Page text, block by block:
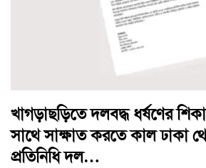
খাগড়াছড়িতে দলবদ্ধ ধর্ষণের
সাথে সাক্ষাত করতে কাল ঢাকা
প্রতিনিধি দল…